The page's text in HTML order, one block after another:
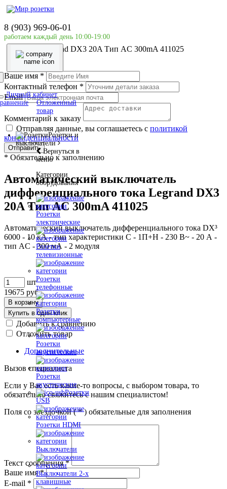
8 (903) 969-06-01
работаем каждый день 10:00-19:00
Личный кабинет
Отложенный
товар
Розетки и
выключатели
Вернуться в
меню
Категории
оборудования
Розетки
электрические
Розетки
телевизионные
Розетки
телефонные
Розетки
компьютерные
Розетки
акустические
Розетки
акустические
Розетки
USB
Розетки HDMI
Выключатели
Выключатели 2-х
клавишные
Главная страница
LEGRAND
Автоматический выключатель дифференциального
тока Legrand DX3 20A Тип AC 300mA 411025
Ваше имя *
Контактный телефон *
Email
Комментарий к заказу
Отправляя данные, вы соглашаетесь с политикой
конфиденциальности
Отправить
* Обязательно к заполнению
Автоматический выключатель
дифференциального тока Legrand DX3
20A Тип AC 300mA 411025
Автоматический выключатель дифференциального тока DX³
6000 - 10 кА - тип характеристики С - 1П+Н - 230 В~ - 20 А -
тип AС - 300 мА - 2 модуля
шт
19675 руб.
В корзину
Купить в один клик
Добавить к сравнению
Отложить товар
Дополнительные
Вызов специалиста
Если у Вас есть какие-то вопросы, с выбором товара, то
обязательно свяжитесь с нашим специалистом!
Поля со звездочкой (*) обязательные для заполнения
Текст сообщения*
Ваше имя*
E-mail *